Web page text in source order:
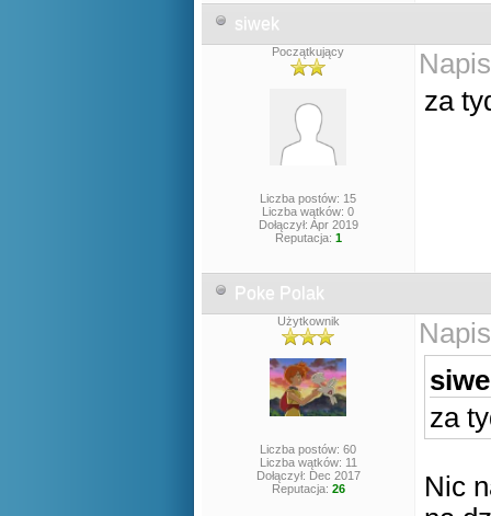
siwek
Początkujący
Liczba postów: 15
Liczba wątków: 0
Dołączył: Apr 2019
Reputacja: 1
za
Poke Polak
Użytkownik
Liczba postów: 60
Liczba wątków: 11
Dołączył: Dec 2017
Reputacja: 26
za
Nic